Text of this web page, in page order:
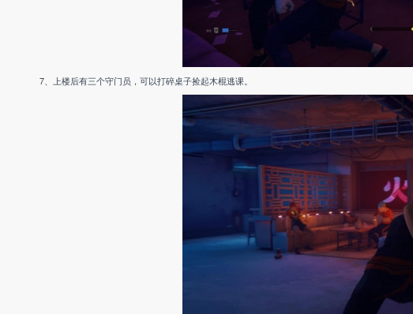
7、上楼后有三个守门员，可以打碎桌子捡起木棍逃课。